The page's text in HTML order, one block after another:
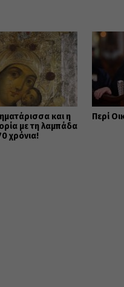
και η
με τη λαμπάδα
χρόνια!
Περί